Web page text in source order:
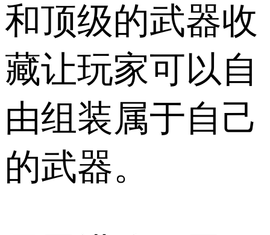
和顶级的武器收
藏让玩家可以自
由组装属于自己
的武器。